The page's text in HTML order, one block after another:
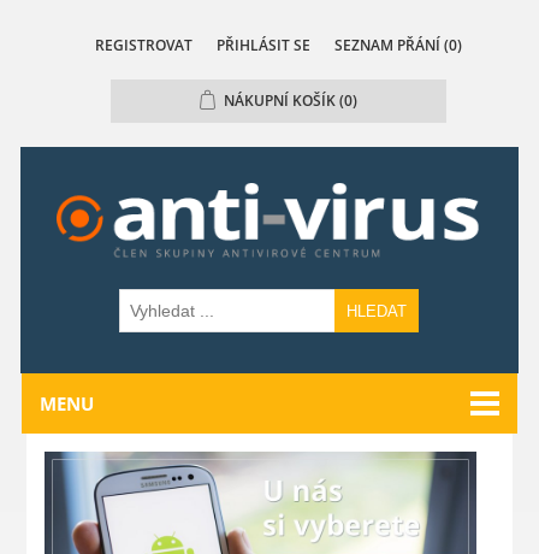
REGISTROVAT PŘIHLÁSIT SE SEZNAM PŘÁNÍ (0)
NÁKUPNÍ KOŠÍK(0)
HLEDAT
MENU